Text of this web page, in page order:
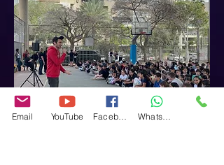
Email YouTube